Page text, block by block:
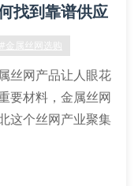
热镀锌钢丝、低
找到靠谱供应
#金属丝网选购
丝网产品让人眼花
要材料，金属丝网
这个丝网产业聚集